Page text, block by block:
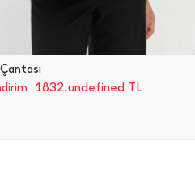
1832.undefined TL